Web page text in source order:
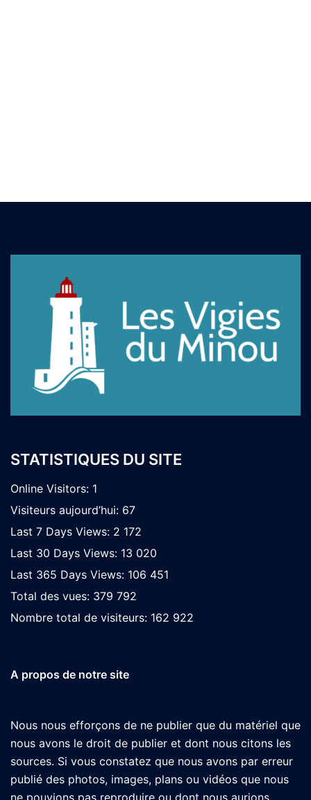
STATISTIQUES DU SITE
Online Visitors: 1
Visiteurs aujourd’hui: 67
Last 7 Days Views: 2 172
Last 30 Days Views: 13 020
Last 365 Days Views: 106 451
Total des vues: 379 792
Nombre total de visiteurs: 162 922
A propos de notre site
Nous nous efforçons de ne publier que du matériel que
nous avons le droit de publier et dont nous citons les
sources. Si vous constatez que nous avons par erreur
publié des photos, images, plans ou vidéos que nous